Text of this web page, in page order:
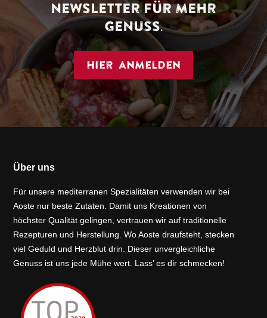
NEWSLETTER FÜR MEHR
GENUSS.
Hier anmelden
Über uns
Für unsere mediterranen Spezialitäten verwenden wir bei
Aoste nur beste Zutaten. Damit uns Kreationen von
höchster Qualität gelingen, vertrauen wir auf traditionelle
Rezepturen und Herstellung. Wo Aoste draufsteht, stecken
viel Geduld und Herzblut drin. Dieser unvergleichliche
Genuss ist uns jede Mühe wert. Lass’ es dir schmecken!